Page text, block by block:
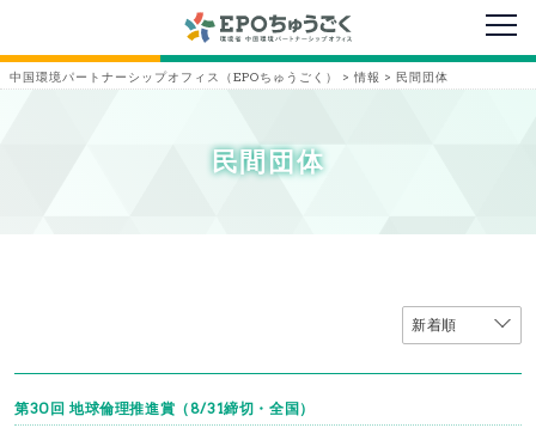
メニ
中国環境パートナーシップオフィス（EPOちゅうごく） > 情報 > 民間団体
民間団体
第30回 地球倫理推進賞（8/31締切・全国）